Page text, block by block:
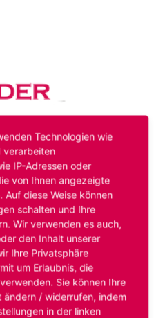
Stellenangebot ist
Stellenanzeigen finden
stellenangebote
und wir suchen für Sie
Technologien wie
verarbeiten
IP-Adressen oder
von Ihnen angezeigte
Auf diese Weise können
schalten und Ihre
Wir verwenden es auch,
den Inhalt unserer
Ihre Privatsphäre
um Erlaubnis, die
Sie können Ihre
ändern / widerrufen, indem
in der linken